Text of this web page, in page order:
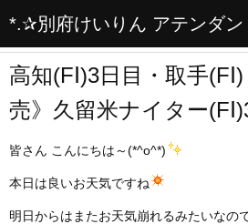
*.✰別府けいりん アテンダ
高知(FⅠ)3日目・取手
売》久留米ナイター
皆さん こんにちは～(*^o^*)
本日は良いお天気ですね
明日からはまたお天気崩れるみたいなの